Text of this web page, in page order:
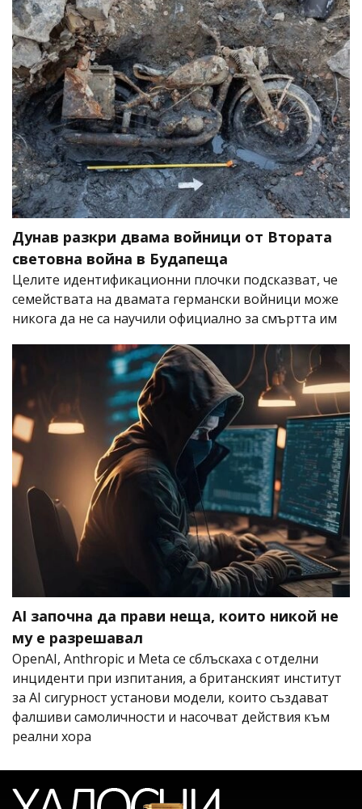
Дунав разкри двама войници от Втората
световна война в Будапеща
Целите идентификационни плочки подсказват, че
семействата на двамата германски войници може
никога да не са научили официално за смъртта им
AI започна да прави неща, които никой не
му е разрешавал
OpenAI, Anthropic и Meta се сблъскаха с отделни
инциденти при изпитания, а британският институт
за AI сигурност установи модели, които създават
фалшиви самоличности и насочват действия към
реални хора